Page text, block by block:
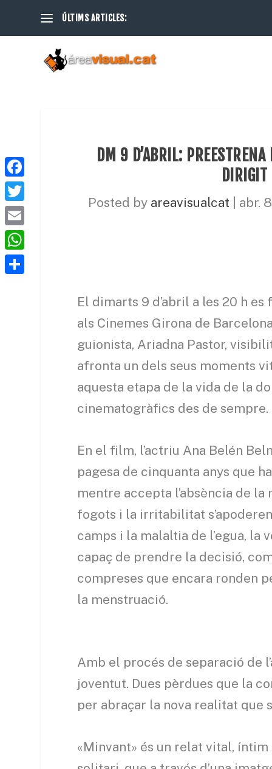
ÚLTIMS ARTICLES:
DM 9 D’ABRIL:
Posted by areavisualcat abr.
El dimarts 9 d’abril a les 20 h
als Cinemes Girona de
guionista, Ariadna Pastor,
afronta un dels seus moments
aquesta etapa de la vida de la
cinematogràfics des de sempre.
En el film, l’actriu Ana Belén
pagesa de cinquanta anys que
mentre accepta l’absència de
fogots i la irritabilitat
camps i la malaltia de l’egua, la
capaç de prendre la decisió,
compreses que encara ronden
la menstruació.
Amb el procés de separació de
joventut. Dues pèrdues que la
per abraçar la nova realitat que
«Minvant» és un relat vital,
F
a
c
e
b
T
w
i
t
E
m
a
W
h